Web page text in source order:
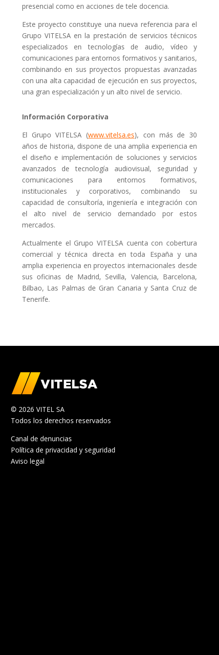
presencial como en acciones de tele docencia.
Este proyecto constituye una nueva referencia para el
Grupo VITELSA en la prestación de servicios técnicos
especializados en tecnologías de audio, vídeo y
comunicaciones para entornos formativos y sanitarios,
combinando en sus proyectos propuestas avanzadas
con una alta capacidad de ejecución en sus proyectos,
una gran especialización y un alto nivel de servicio.
Información Corporativa
El Grupo VITELSA (www.vitelsa.es), con más de 30
años de historia, dispone de una amplia experiencia en
el diseño e implementación de soluciones y servicios
avanzados de tecnología audiovisual, seguridad y
comunicaciones para entornos formativos,
institucionales y corporativos, combinando su
capacidad de consultoría, ingeniería e integración con
el alto nivel de servicio demandado por estos
mercados.
Actualmente el Grupo VITELSA cuenta con cobertura
comercial y técnica directa en toda España y una
amplia experiencia en proyectos internacionales desde
sus oficinas de Madrid, Sevilla, Valencia, Barcelona,
Bilbao, Las Palmas de Gran Canaria y Santa Cruz de
Tenerife.
© 2026 VITEL SA
Todos los derechos reservados
Canal de denuncias
Política de privacidad y seguridad
Aviso legal